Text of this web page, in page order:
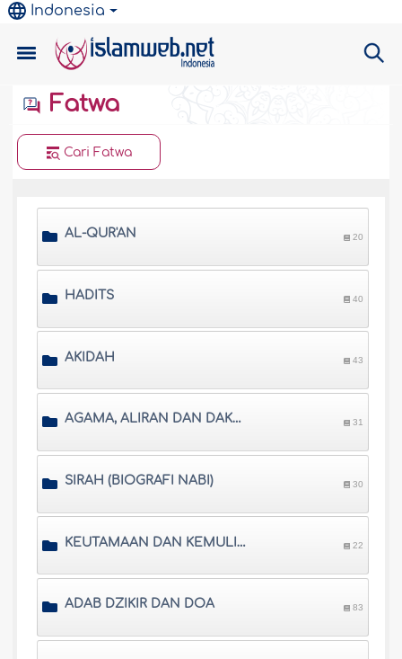
Indonesia
Fatwa
Cari Fatwa
AL-QUR'AN 20
HADITS 40
AKIDAH 43
AGAMA, ALIRAN DAN DAKWAH 31
SIRAH (BIOGRAFI NABI) 30
KEUTAMAAN DAN KEMULIAAN 22
ADAB DZIKIR DAN DOA 83